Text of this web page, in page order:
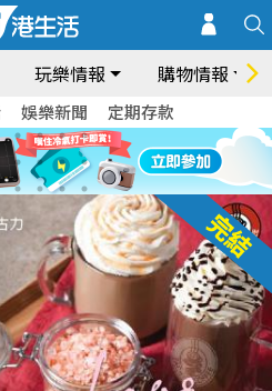
玩樂情報 購物情報
娛樂新聞 定期存款